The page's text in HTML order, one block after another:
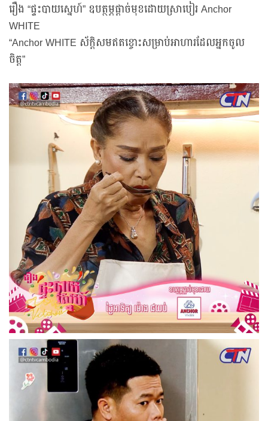
រឿង “ផ្ទះបាយស្នេហ៍” ឧបត្ថម្ភផ្តាច់មុខដោយស្រាបៀរ Anchor
WHITE
“Anchor WHITE ស័ក្តិសមឥតខ្ចោះសម្រាប់អាហារដែលអ្នកចូល
ចិត្ត”